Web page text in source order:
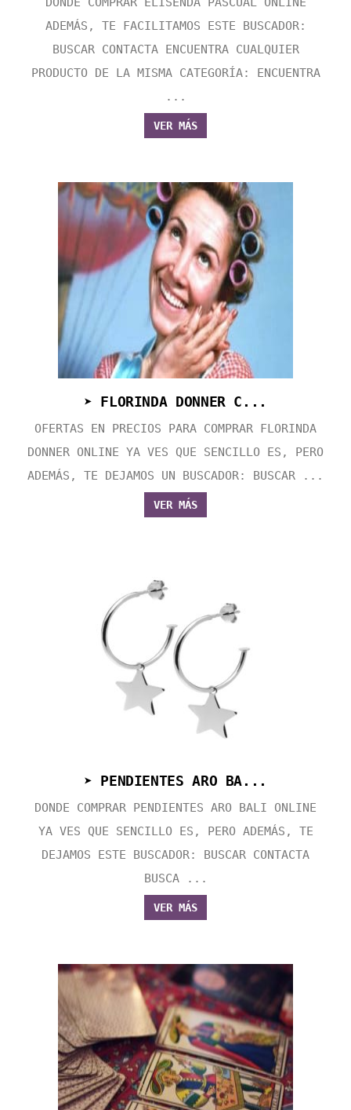
ADEMÁS, TE FACILITAMOS ESTE BUSCADOR:
BUSCAR CONTACTA ENCUENTRA CUALQUIER
PRODUCTO DE LA MISMA CATEGORÍA: ENCUENTRA
...
VER MÁS
➤ FLORINDA DONNER C...
OFERTAS EN PRECIOS PARA COMPRAR FLORINDA
DONNER ONLINE YA VES QUE SENCILLO ES, PERO
ADEMÁS, TE DEJAMOS UN BUSCADOR: BUSCAR ...
VER MÁS
➤ PENDIENTES ARO BA...
DONDE COMPRAR PENDIENTES ARO BALI ONLINE
YA VES QUE SENCILLO ES, PERO ADEMÁS, TE
DEJAMOS ESTE BUSCADOR: BUSCAR CONTACTA
BUSCA ...
VER MÁS